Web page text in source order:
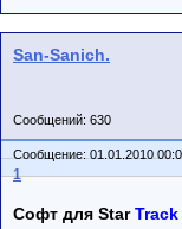
San-Sanich.
Сообщений: 630
Сообщение: 01.01.2010
1
Софт для StarTrack